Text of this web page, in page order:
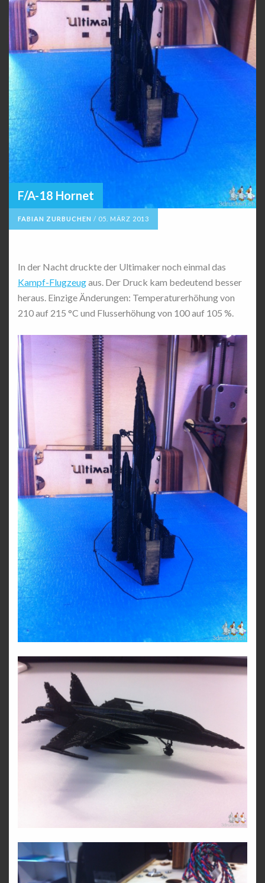
F/A-18 Hornet
FABIAN ZURBUCHEN / 05. MÄRZ 2013
In der Nacht druckte der Ultimaker noch einmal das
Kampf-Flugzeugaus. Der Druck kam bedeutend besser
heraus. Einzige Änderungen: Temperaturerhöhung von
210 auf 215 °C und Flusserhöhung von 100 auf 105 %.